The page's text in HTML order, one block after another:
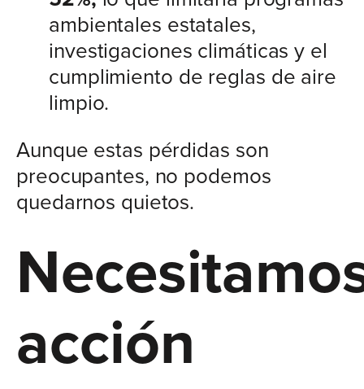
ambientales estatales,
investigaciones climáticas y el
cumplimiento de reglas de aire
limpio.
Aunque estas pérdidas son
preocupantes, no podemos
quedarnos quietos.
acción